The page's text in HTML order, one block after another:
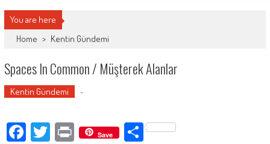
You are here
Home > Kentin Gündemi
Spaces In Common / Müşterek Alanlar
Kentin Gündemi -
FacebookTwitterPrint
Save
Paylaş